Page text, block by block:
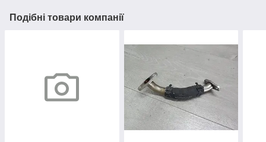
Подібні товари компанії